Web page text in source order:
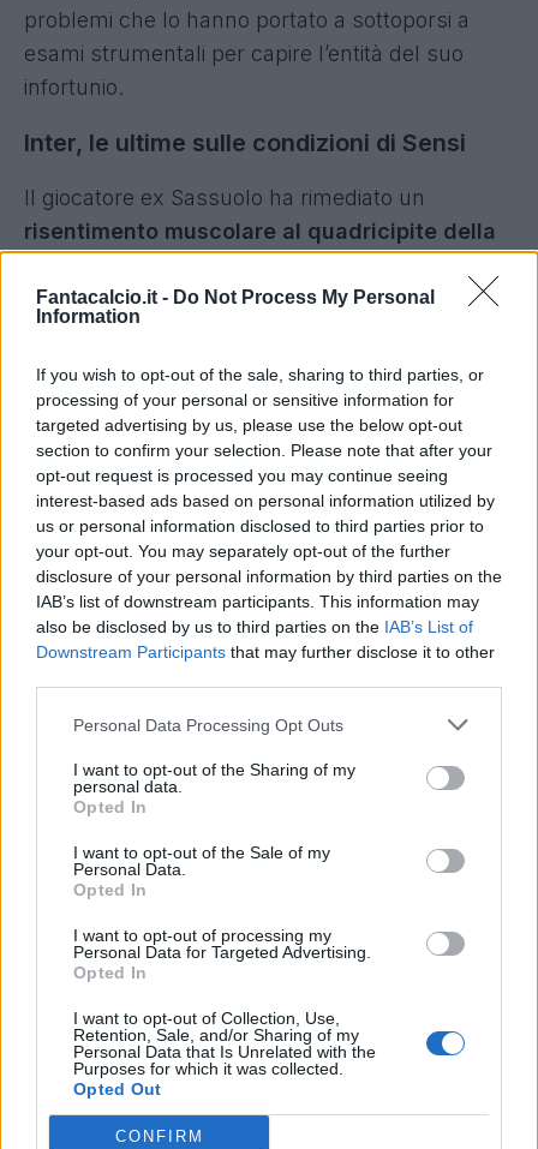
Fantacalcio.it - Do Not Process My Personal
Information
If you wish to opt-out of the sale, sharing to third parties, or
processing of your personal or sensitive information for
targeted advertising by us, please use the below opt-out
section to confirm your selection. Please note that after your
opt-out request is processed you may continue seeing
interest-based ads based on personal information utilized by
us or personal information disclosed to third parties prior to
your opt-out. You may separately opt-out of the further
disclosure of your personal information by third parties on the
IAB’s list of downstream participants. This information may
also be disclosed by us to third parties on the IAB’s List of
Downstream Participants that may further disclose it to other
Personal Data Processing Opt Outs
I want to opt-out of the Sharing of my
personal data.
Opted In
I want to opt-out of the Sale of my
Personal Data.
Opted In
I want to opt-out of processing my
Personal Data for Targeted Advertising.
Opted In
I want to opt-out of Collection, Use,
Retention, Sale, and/or Sharing of my
Personal Data that Is Unrelated with the
Purposes for which it was collected.
Opted Out
CONFIRM
problemi che lo hanno portato a sottoporsi a
esami strumentali per capire l’entità del suo
infortunio.
Inter, le ultime sulle condizioni di Sensi
Il giocatore ex Sassuolo ha rimediato un
risentimento muscolare al quadricipite della
in merito ai tempi di recupero: lo si potrà stabilire
condizioni del centrocampista saranno valutate
nuovamente dallo staff sanitario nerazzurro.
Autore
Redazione Fantacalcio.it
Juventus, problemi in allenamento per
Mckennie, Rabiot e Alex Sandro: le ultime
Napoli, il ds Meluso: "Critiche esagerate,
Kvara ha avuto un atteggiamento normale"